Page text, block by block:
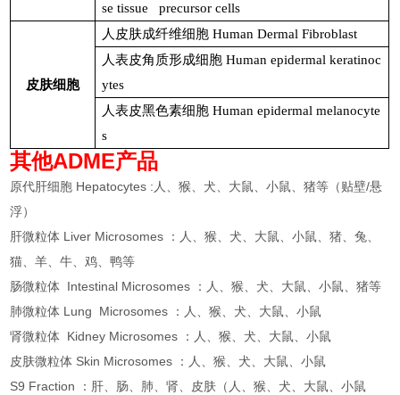
se tissue precursor cells
皮肤细胞
人皮肤成纤维细胞 Human Dermal Fibroblast
人表皮角质形成细胞 Human epidermal keratinoc
ytes
人表皮黑色素细胞 Human epidermal melanocyte
s
其他ADME产品
原代肝细胞 Hepatocytes :人、猴、犬、大鼠、小鼠、猪等（贴壁/悬
浮）
肝微粒体 Liver Microsomes ：人、猴、犬、大鼠、小鼠、猪、兔、
猫、羊、牛、鸡、鸭等
肠微粒体 Intestinal Microsomes ：人、猴、犬、大鼠、小鼠、猪等
肺微粒体 Lung Microsomes ：人、猴、犬、大鼠、小鼠
肾微粒体 Kidney Microsomes ：人、猴、犬、大鼠、小鼠
皮肤微粒体 Skin Microsomes ：人、猴、犬、大鼠、小鼠
S9 Fraction ：肝、肠、肺、肾、皮肤（人、猴、犬、大鼠、小鼠